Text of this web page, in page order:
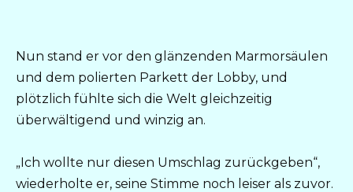
Nun stand er vor den glänzenden Marmorsäulen
und dem polierten Parkett der Lobby, und
plötzlich fühlte sich die Welt gleichzeitig
überwältigend und winzig an.
„Ich wollte nur diesen Umschlag zurückgeben“,
wiederholte er, seine Stimme noch leiser als zuvor.